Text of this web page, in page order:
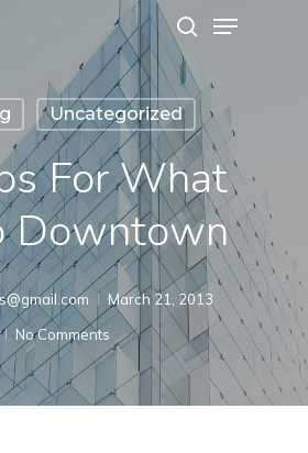
Menu
Uncategorized
For What
Downtown
March 21, 2013
No Comments